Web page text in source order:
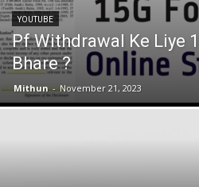
YOUTUBE
Pf Withdrawal Ke Liye
Bhare ?
Mithun - November 21, 2023